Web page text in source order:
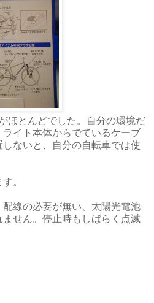
ほとんどでした。自分の環境だ
イト本体からでているケーブ
ないと、自分の自転車では使
。
線の必要が無い、太陽光電池
せん。停止時もしばらく点滅